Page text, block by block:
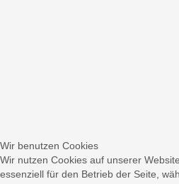
Wir benutzen Cookies
Wir nutzen Cookies auf unserer
essenziell für den Betrieb der Seite,